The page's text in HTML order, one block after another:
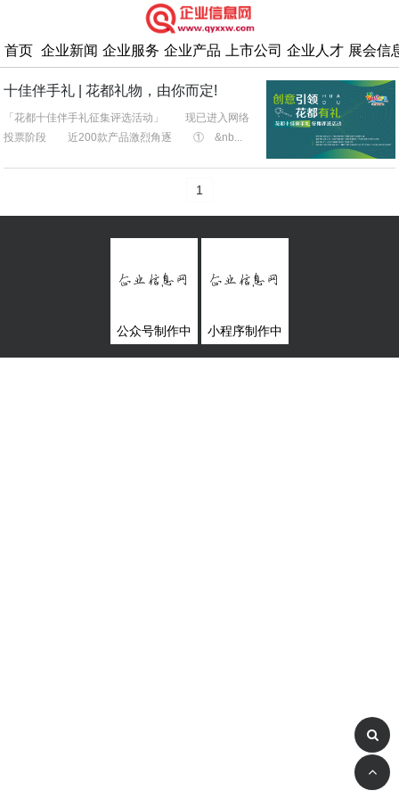
首页 企业新闻 企业服务 企业产品 上市公司 企业人才 展会信
十佳伴手礼 | 花都礼物，由你而定!
「花都十佳伴手礼征集评选活动」 现已进入网络
投票阶段 近200款产品激烈角逐 ① &nb...
1
公众号制作中 小程序制作中